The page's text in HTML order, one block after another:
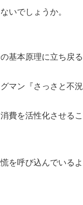
いでしょうか。
基本原理に立ち戻る
マン『さっさと不況
費を活性化させるこ
を呼び込んでいるよ